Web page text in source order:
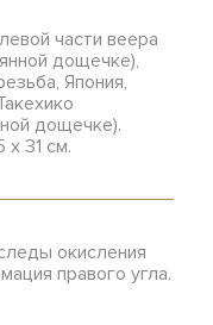
части веера
дощечке),
Япония,
дощечке).
31 см.
окисления
правого угла.